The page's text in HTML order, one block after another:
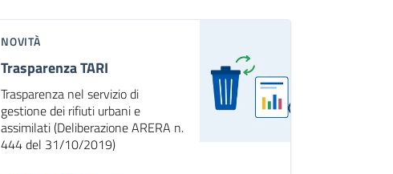
NOVITÀ
Trasparenza TARI
Trasparenza nel servizio di
gestione dei rifiuti urbani e
assimilati (Deliberazione ARERA n.
444 del 31/10/2019)